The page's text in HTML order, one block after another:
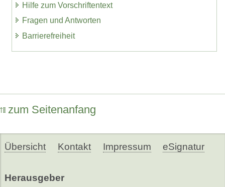
Hilfe zum Vorschriftentext
Fragen und Antworten
Barrierefreiheit
zum Seitenanfang
Übersicht Kontakt Impressum eSignatur
Herausgeber